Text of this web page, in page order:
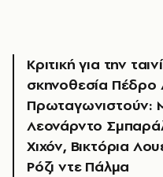
Κριτική για την
σκηνοθεσία
Πρωταγωνιστούν:
Λεονάρντο
Χιχόν, Βικτόρια
Ρόζι ντε Πάλμα